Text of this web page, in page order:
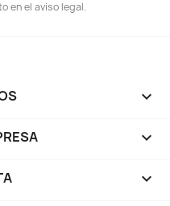
en el aviso legal.


